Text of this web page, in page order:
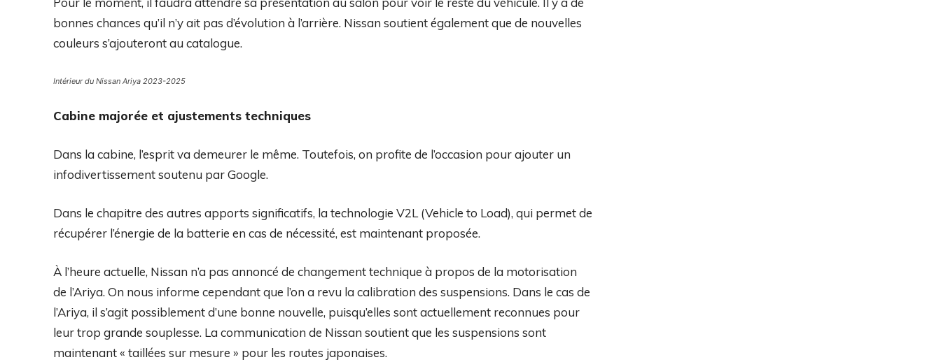
bonnes chances qu’il n’y ait pas d’évolution à l’arrière. Nissan soutient également que de nouvelles
couleurs s’ajouteront au catalogue.
Intérieur du Nissan Ariya 2023-2025
Cabine majorée et ajustements techniques
Dans la cabine, l’esprit va demeurer le même. Toutefois, on profite de l’occasion pour ajouter un
infodivertissement soutenu par Google.
Dans le chapitre des autres apports significatifs, la technologie V2L (Vehicle to Load), qui permet de
récupérer l’énergie de la batterie en cas de nécessité, est maintenant proposée.
À l’heure actuelle, Nissan n’a pas annoncé de changement technique à propos de la motorisation
de l’Ariya. On nous informe cependant que l’on a revu la calibration des suspensions. Dans le cas de
l’Ariya, il s’agit possiblement d’une bonne nouvelle, puisqu’elles sont actuellement reconnues pour
leur trop grande souplesse. La communication de Nissan soutient que les suspensions sont
maintenant « taillées sur mesure » pour les routes japonaises.